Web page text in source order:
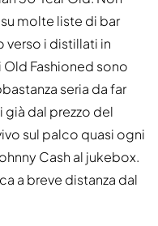
molte liste di bar
verso i distillati in
Fashioned sono
seria da far
dal prezzo del
sul palco quasi ogni
Cash al jukebox.
a breve distanza dal